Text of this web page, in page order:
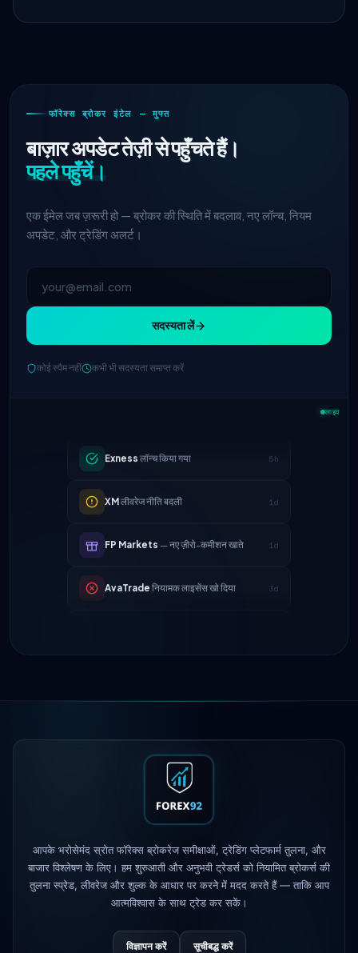
फॉरेक्स ब्रोकर इंटेल — मुफ्त
बाज़ार अपडेट तेज़ी से पहुँचते हैं।
पहले पहुँचें।
एक ईमेल जब ज़रूरी हो — ब्रोकर की स्थिति में बदलाव, नए लॉन्च, नियम
अपडेट, और ट्रेडिंग अलर्ट।
सदस्यता लें
कोई स्पैम नहीं कभी भी सदस्यता समाप्त करें
लाइव
IC MarketsEUR/USD स्प्रेड कम हुआ →
XMलीवरेज नीति बदली 1d
FP Markets— नए ज़ीरो-कमीशन खाते 1d
AvaTradeनियामक लाइसेंस खो दिया 3d
Tickmillनिकासी गति अब 24 घंटे 4d
FP Markets — नए ज़ीरो-कमीशन खाते
नियामक लाइसेंस खो दिया
Tickmillनिकासी गति अब 24 घंटे 4d
आपके भरोसेमंद स्रोत फॉरेक्स ब्रोकरेज समीक्षाओं, ट्रेडिंग प्लेटफार्म तुलना, और
बाजार विश्लेषण के लिए। हम शुरुआती और अनुभवी ट्रेडर्स को नियामित ब्रोकर्स की
तुलना स्प्रेड, लीवरेज और शुल्क के आधार पर करने में मदद करते हैं — ताकि आप
आत्मविश्वास के साथ ट्रेड कर सकें।
विज्ञापन करें सूचीबद्ध करें